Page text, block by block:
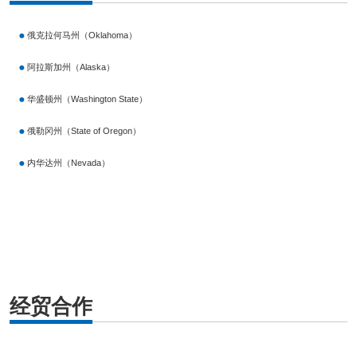
俄克拉何马州（Oklahoma）
阿拉斯加州（Alaska）
华盛顿州（Washington State）
俄勒冈州（State of Oregon）
内华达州（Nevada）
经贸合作